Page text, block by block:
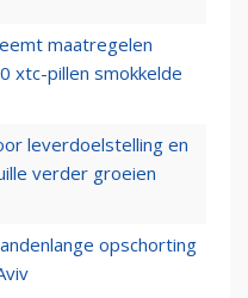
maatregelen
xtc-pillen smokkelde
leverdoelstelling en
verder groeien
opschorting